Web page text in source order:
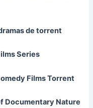
de torrent
Series
Films Torrent
Documentary Nature